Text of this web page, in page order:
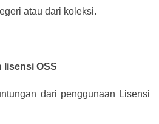
atau dari koleksi.
lisensi OSS
dari penggunaan Lisensi